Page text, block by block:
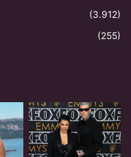
(3.912)
(255)